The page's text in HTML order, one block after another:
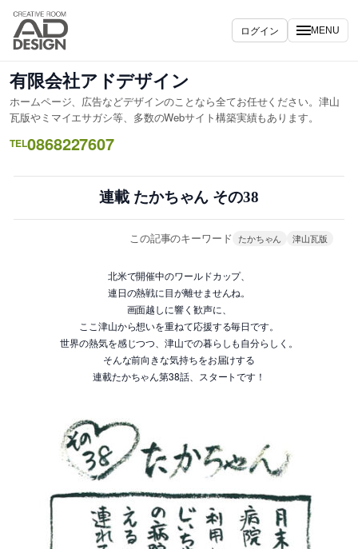
内
を
キ
ッ
プ
ログイン MENU
有限会社アドデザイン
ホームページ、広告などデザインのことなら全てお任せください。津山
瓦版やミマイエサガシ等、多数のWebサイト構築実績もあります。
TEL0868227607
連載 たかちゃん その38
この記事のキーワード たかちゃん 津山瓦版
北米で開催中のワールドカップ、
連日の熱戦に目が離せませんね。
画面越しに響く歓声に、
ここ津山から想いを重ねて応援する毎日です。
世界の熱気を感じつつ、津山での暮らしも自分らしく。
そんな前向きな気持ちをお届けする
連載たかちゃん第38話、スタートです！